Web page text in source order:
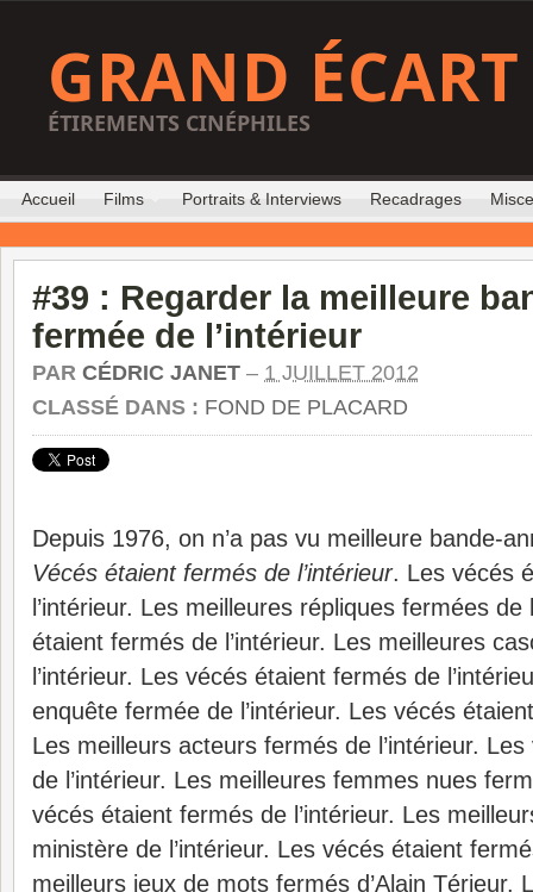
GRAND ÉCART
ÉTIREMENTS CINÉPHILES
Accueil Films Portraits & Interviews Recadrages
#39 : Regarder la meilleure
fermée de l’intérieur
PAR CÉDRIC JANET – 1 JUILLET 2012
CLASSÉ DANS : FOND DE PLACARD
Depuis 1976, on n’a pas vu meilleure bande-
Vécés étaient fermés de l’intérieur. Les vécés
l’intérieur. Les meilleures répliques fermées de
étaient fermés de l’intérieur. Les meilleures
l’intérieur. Les vécés étaient fermés de
enquête fermée de l’intérieur. Les vécés
Les meilleurs acteurs fermés de l’intérieur.
de l’intérieur. Les meilleures femmes nues
vécés étaient fermés de l’intérieur. Les
ministère de l’intérieur. Les vécés étaient
meilleurs jeux de mots fermés d’Alain Térieur.